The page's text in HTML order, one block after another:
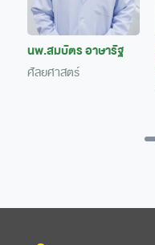
นพ.สมบัตร อาษารัฐ
ศัลยศาสตร์